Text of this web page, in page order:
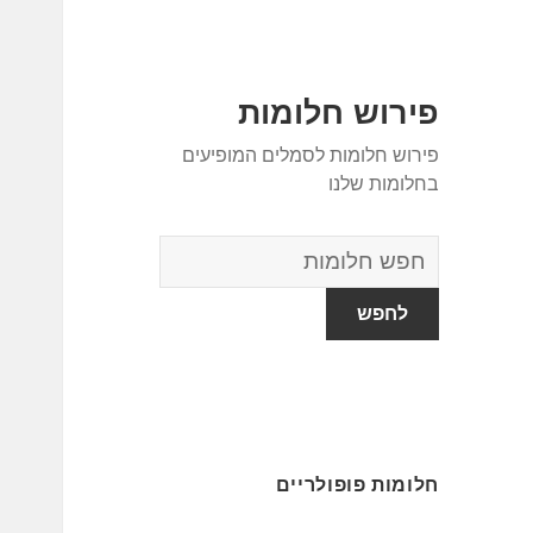
פירוש חלומות
פירוש חלומות לסמלים המופיעים
בחלומות שלנו
מילון
החלומות
חלומות פופולריים